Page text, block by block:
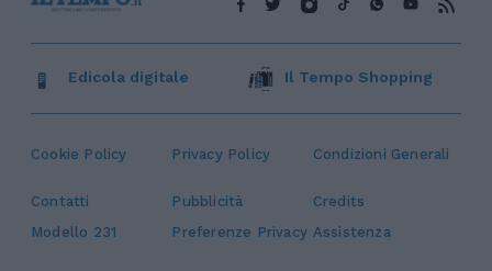
Cookie Policy Privacy Policy Condizioni Generali
Contatti Pubblicità
Credits
Modello 231
Preferenze Privacy Assistenza
Edicola digitale Il Tempo Shopping